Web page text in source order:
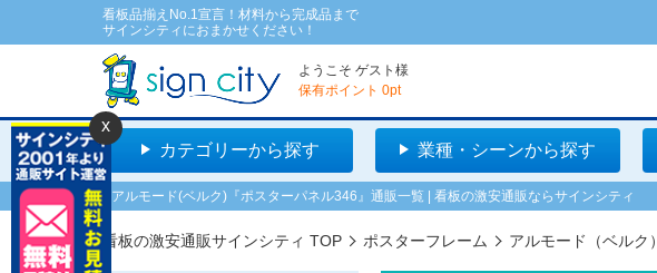
看板品揃えNo.1宣言！材料から完成品まで
サインシティにおまかせください！
ようこそ ゲスト 様
保有ポイント 0pt
カテゴリーから探す 業種・シーンから探す
アルモード(ベルク)『ポスターパネル346』通販一覧 | 看板の激安通販ならサインシティ
看板の激安通販サインシティ TOP ポスターフレーム アルモード（ベルク）
x